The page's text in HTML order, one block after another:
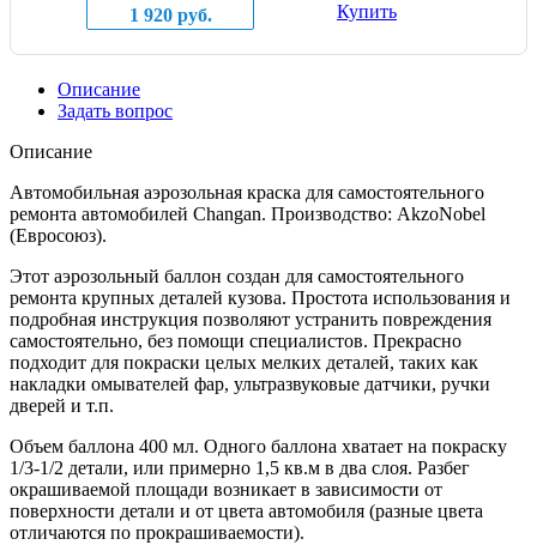
1 920 руб. Купить
Описание
Задать вопрос
Описание
Автомобильная аэрозольная краска для самостоятельного
ремонта автомобилей Changan. Производство: AkzoNobel
(Евросоюз).
Этот аэрозольный баллон создан для самостоятельного
ремонта крупных деталей кузова. Простота использования и
подробная инструкция позволяют устранить повреждения
самостоятельно, без помощи специалистов. Прекрасно
подходит для покраски целых мелких деталей, таких как
накладки омывателей фар, ультразвуковые датчики, ручки
дверей и т.п.
Объем баллона 400 мл. Одного баллона хватает на покраску
1/3-1/2 детали, или примерно 1,5 кв.м в два слоя. Разбег
окрашиваемой площади возникает в зависимости от
поверхности детали и от цвета автомобиля (разные цвета
отличаются по прокрашиваемости).